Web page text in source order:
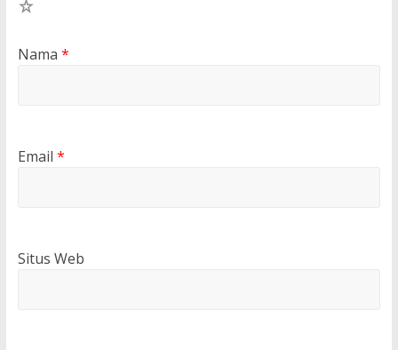
Nama *
Email *
Situs Web